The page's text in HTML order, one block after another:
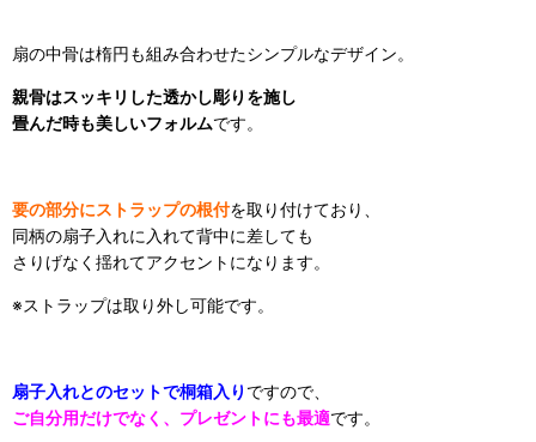
扇の中骨は楕円も組み合わせたシンプルなデザイン。
親骨はスッキリした透かし彫りを施し
畳んだ時も美しいフォルムです。
要の部分にストラップの根付を取り付けており、
同柄の扇子入れに入れて背中に差しても
さりげなく揺れてアクセントになります。
※ストラップは取り外し可能です。
扇子入れとのセットで桐箱入り ですので、
ご自分用だけでなく、プレゼントにも最適です。